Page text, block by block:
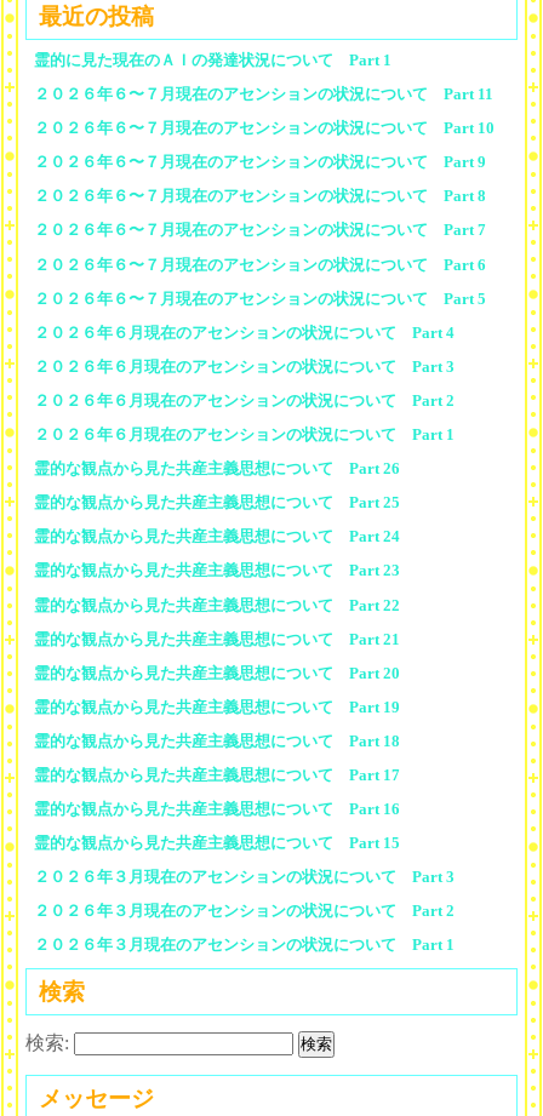
最近の投稿
霊的に見た現在のＡＩの発達状況について Part 1
２０２６年６〜７月現在のアセンションの状況について Part 11
２０２６年６〜７月現在のアセンションの状況について Part 10
２０２６年６〜７月現在のアセンションの状況について Part 9
２０２６年６〜７月現在のアセンションの状況について Part 8
２０２６年６〜７月現在のアセンションの状況について Part 7
２０２６年６〜７月現在のアセンションの状況について Part 6
２０２６年６〜７月現在のアセンションの状況について Part 5
２０２６年６月現在のアセンションの状況について Part 4
２０２６年６月現在のアセンションの状況について Part 3
２０２６年６月現在のアセンションの状況について Part 2
２０２６年６月現在のアセンションの状況について Part 1
霊的な観点から見た共産主義思想について Part 26
霊的な観点から見た共産主義思想について Part 25
霊的な観点から見た共産主義思想について Part 24
霊的な観点から見た共産主義思想について Part 23
霊的な観点から見た共産主義思想について Part 22
霊的な観点から見た共産主義思想について Part 21
霊的な観点から見た共産主義思想について Part 20
霊的な観点から見た共産主義思想について Part 19
霊的な観点から見た共産主義思想について Part 18
霊的な観点から見た共産主義思想について Part 17
霊的な観点から見た共産主義思想について Part 16
霊的な観点から見た共産主義思想について Part 15
２０２６年３月現在のアセンションの状況について Part 3
２０２６年３月現在のアセンションの状況について Part 2
２０２６年３月現在のアセンションの状況について Part 1
検索
検索:
メッセージ